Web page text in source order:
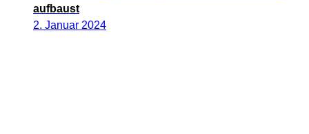
aufbaust
2. Januar 2024